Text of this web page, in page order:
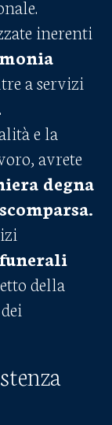
inerenti
a servizi
e la
avrete
degna
funerali
della